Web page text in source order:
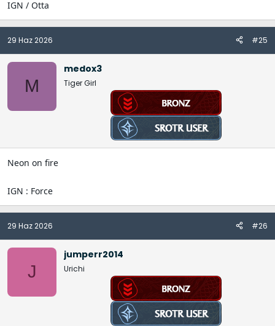
IGN / Otta
29 Haz 2026 #25
M
medox3
Tiger Girl
Neon on fire
IGN : Force
29 Haz 2026 #26
J
jumperr2014
Urichi